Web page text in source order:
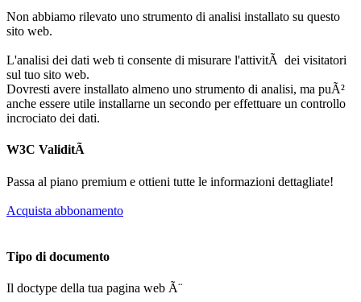
Non abbiamo rilevato uno strumento di analisi installato su questo
sito web.
L'analisi dei dati web ti consente di misurare l'attivitÃ dei visitatori
sul tuo sito web.
Dovresti avere installato almeno uno strumento di analisi, ma puÃ²
anche essere utile installarne un secondo per effettuare un controllo
incrociato dei dati.
W3C ValiditÃ
Passa al piano premium e ottieni tutte le informazioni dettagliate!
Acquista abbonamento
Tipo di documento
Il doctype della tua pagina web Ã¨